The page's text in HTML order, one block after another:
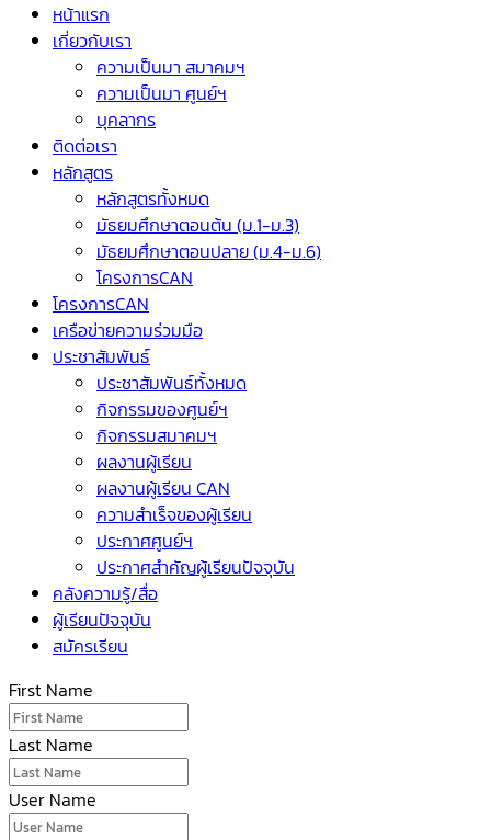
หน้าแรก
เกี่ยวกับเรา
ความเป็นมา สมาคมฯ
ความเป็นมา ศูนย์ฯ
บุคลากร
ติดต่อเรา
หลักสูตร
หลักสูตรทั้งหมด
มัธยมศึกษาตอนต้น (ม.1-ม.3)
มัธยมศึกษาตอนปลาย (ม.4-ม.6)
โครงการCAN
โครงการCAN
เครือข่ายความร่วมมือ
ประชาสัมพันธ์
ประชาสัมพันธ์ทั้งหมด
กิจกรรมของศูนย์ฯ
กิจกรรมสมาคมฯ
ผลงานผู้เรียน
ผลงานผู้เรียน CAN
ความสำเร็จของผู้เรียน
ประกาศศูนย์ฯ
ประกาศสำคัญผู้เรียนปัจจุบัน
คลังความรู้/สื่อ
ผู้เรียนปัจจุบัน
สมัครเรียน
First Name
Last Name
User Name